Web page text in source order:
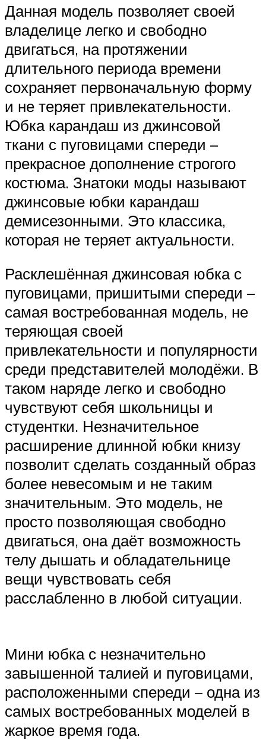
Данная модель позволяет своей
владелице легко и свободно
двигаться, на протяжении
длительного периода времени
сохраняет первоначальную форму
и не теряет привлекательности.
Юбка карандаш из джинсовой
ткани с пуговицами спереди –
прекрасное дополнение строгого
костюма. Знатоки моды называют
джинсовые юбки карандаш
демисезонными. Это классика,
которая не теряет актуальности.
Расклешённая джинсовая юбка с
пуговицами, пришитыми спереди –
самая востребованная модель, не
теряющая своей
привлекательности и популярности
среди представителей молодёжи. В
таком наряде легко и свободно
чувствуют себя школьницы и
студентки. Незначительное
расширение длинной юбки книзу
позволит сделать созданный образ
более невесомым и не таким
значительным. Это модель, не
просто позволяющая свободно
двигаться, она даёт возможность
телу дышать и обладательнице
вещи чувствовать себя
расслабленно в любой ситуации.
Мини юбка с незначительно
завышенной талией и пуговицами,
расположенными спереди – одна из
самых востребованных моделей в
жаркое время года.